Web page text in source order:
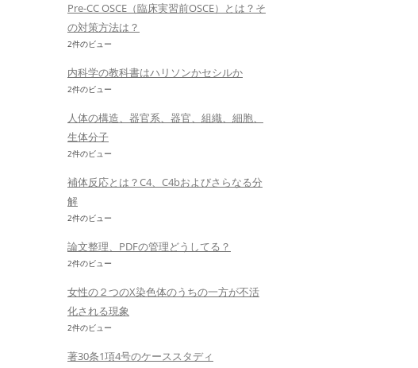
Pre-CC OSCE（臨床実習前OSCE）とは？そ
の対策方法は？
2件のビュー
内科学の教科書はハリソンかセシルか
2件のビュー
人体の構造、器官系、器官、組織、細胞、
生体分子
2件のビュー
補体反応とは？C4、C4bおよびさらなる分
解
2件のビュー
論文整理、PDFの管理どうしてる？
2件のビュー
女性の２つのX染色体のうちの一方が不活
化される現象
2件のビュー
著30条1項4号のケーススタディ